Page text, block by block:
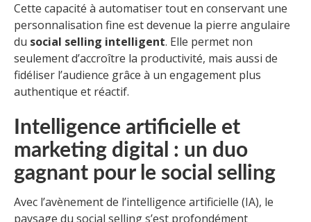
Cette capacité à automatiser tout en conservant une
personnalisation fine est devenue la pierre angulaire
du social selling intelligent. Elle permet non
seulement d’accroître la productivité, mais aussi de
fidéliser l’audience grâce à un engagement plus
authentique et réactif.
Intelligence artificielle et
marketing digital : un duo
gagnant pour le social selling
Avec l’avènement de l’intelligence artificielle (IA), le
paysage du social selling s’est profondément